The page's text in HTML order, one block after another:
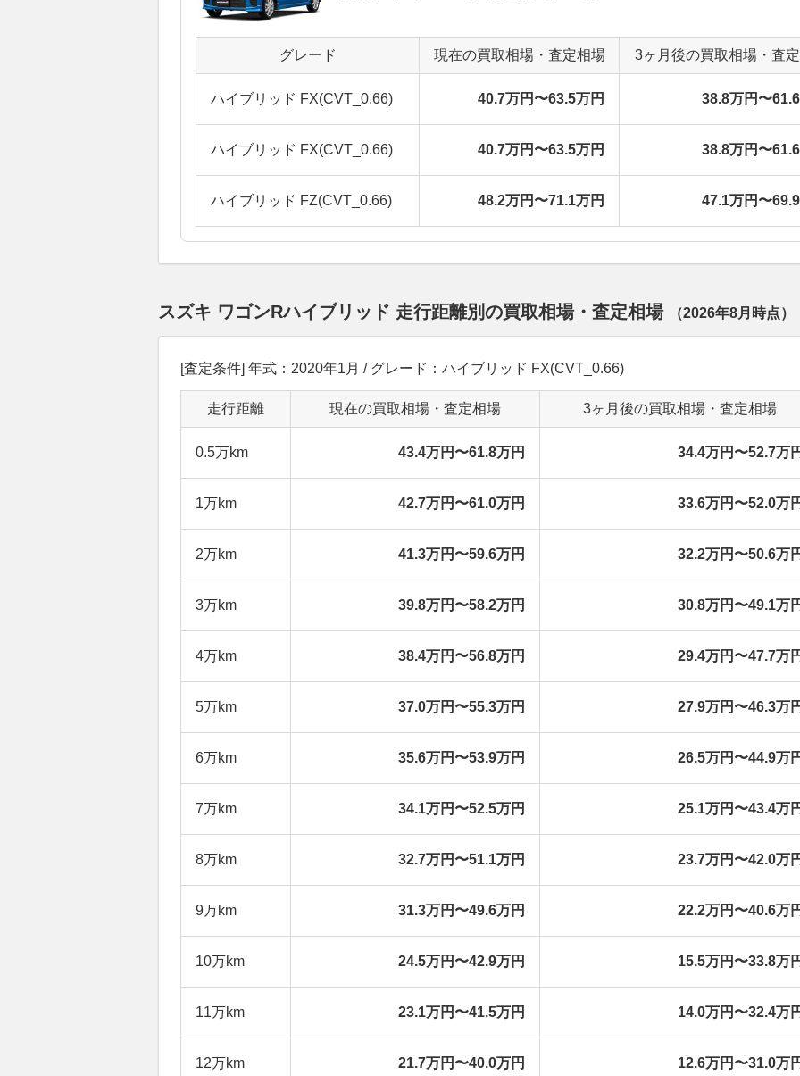
グレード 現在の買取相場・査定相場 3ヶ月後の買取相場・査
ハイブリッド FX(CVT_0.66) 40.7万円〜63.5万円 38.8万円〜
ハイブリッド FX(CVT_0.66) 40.7万円〜63.5万円 38.8万円〜
ハイブリッド FZ(CVT_0.66) 48.2万円〜71.1万円 47.1万円〜
スズキ ワゴンRハイブリッド 走行距離別の買取相場・査定相場 （2026年8月 時点）
[査定条件] 年式：2020年1月 / グレード：ハイブリッド FX(CVT_0.66)
走行距離 現在の買取相場・査定相場 3ヶ月後の買取相場・査定相場
0.5万km 43.4万円〜61.8万円 34.4万円〜52.7万
1万km 42.7万円〜61.0万円 33.6万円〜52.0万
2万km 41.3万円〜59.6万円 32.2万円〜50.6万
3万km 39.8万円〜58.2万円 30.8万円〜49.1万
4万km 38.4万円〜56.8万円 29.4万円〜47.7万
5万km 37.0万円〜55.3万円 27.9万円〜46.3万
6万km 35.6万円〜53.9万円 26.5万円〜44.9万
7万km 34.1万円〜52.5万円 25.1万円〜43.4万
8万km 32.7万円〜51.1万円 23.7万円〜42.0万
9万km 31.3万円〜49.6万円 22.2万円〜40.6万
10万km 24.5万円〜42.9万円 15.5万円〜33.8万
11万km 23.1万円〜41.5万円 14.0万円〜32.4万
12万km 21.7万円〜40.0万円 12.6万円〜31.0万